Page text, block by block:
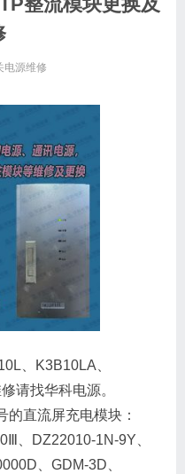
电源维修
、K3B10LA、
请找华科电源。
直流屏充电模块：
、DZ22010-1N-9Y、
、GDM-3D、